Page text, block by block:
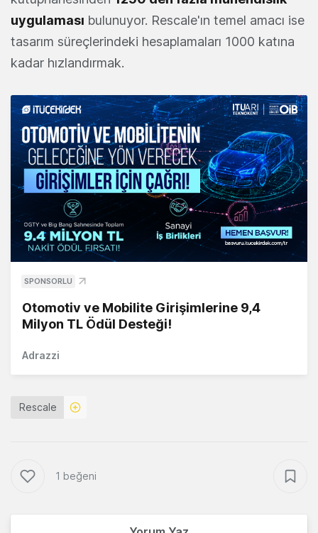
uygulaması bulunuyor. Rescale'ın temel amacı ise
tasarım süreçlerindeki hesaplamaları 1000 katına
kadar hızlandırmak.
SPONSORLU
Otomotiv ve Mobilite Girişimlerine 9,4
Milyon TL Ödül Desteği!
Adrazzi
Rescale
1 beğeni